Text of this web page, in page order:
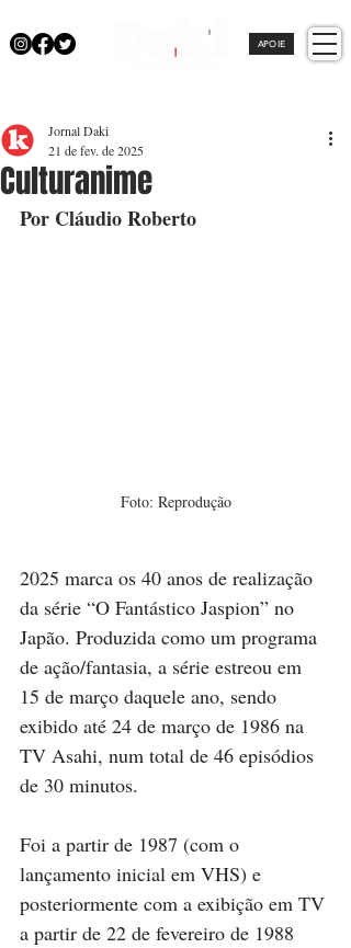
APOIE
Culturanime
Jornal Daki
21 de fev. de 2025
Por Cláudio Roberto
Foto: Reprodução
2025 marca os 40 anos de realização
da série “O Fantástico Jaspion” no
Japão. Produzida como um programa
de ação/fantasia, a série estreou em
15 de março daquele ano, sendo
exibido até 24 de março de 1986 na
TV Asahi, num total de 46 episódios
de 30 minutos.
Foi a partir de 1987 (com o
lançamento inicial em VHS) e
posteriormente com a exibição em TV
a partir de 22 de fevereiro de 1988